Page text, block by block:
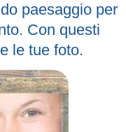
paesaggio per
Con questi
le tue foto.